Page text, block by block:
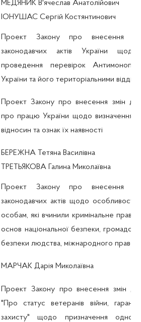
МЕДЯНИК В'ячеслав Анатолійович
ІОНУШАС Сергій Костянтинович
Проект Закону про внесення
законодавчих актів України щодо
проведення перевірок
України та його територіальними
Проект Закону про внесення змін до
про працю України щодо визначення
відносин та ознак їх наявності
БЕРЕЖНА Тетяна Василівна
ТРЕТЬЯКОВА Галина Миколаївна
Проект Закону про внесення
законодавчих актів щодо
особам, які вчинили кримінальне
основ національної безпеки,
безпеки людства, міжнародного
МАРЧАК Дарія Миколаївна
Проект Закону про внесення змін до
"Про статус ветеранів війни,
захисту" щодо призначення